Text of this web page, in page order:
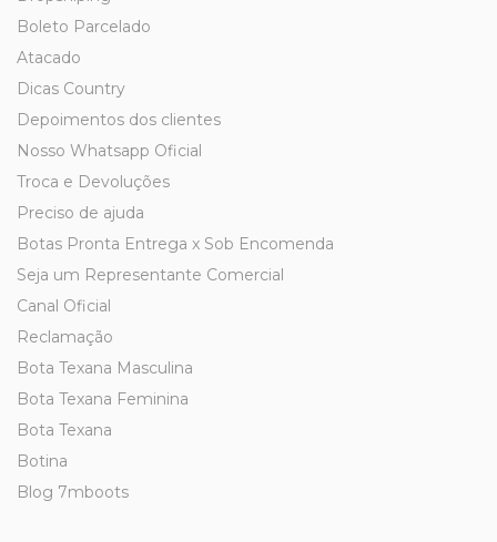
Boleto Parcelado
Atacado
Dicas Country
Depoimentos dos clientes
Nosso Whatsapp Oficial
Troca e Devoluções
Preciso de ajuda
Botas Pronta Entrega x Sob Encomenda
Seja um Representante Comercial
Canal Oficial
Reclamação
Bota Texana Masculina
Bota Texana Feminina
Bota Texana
Botina
Blog 7mboots